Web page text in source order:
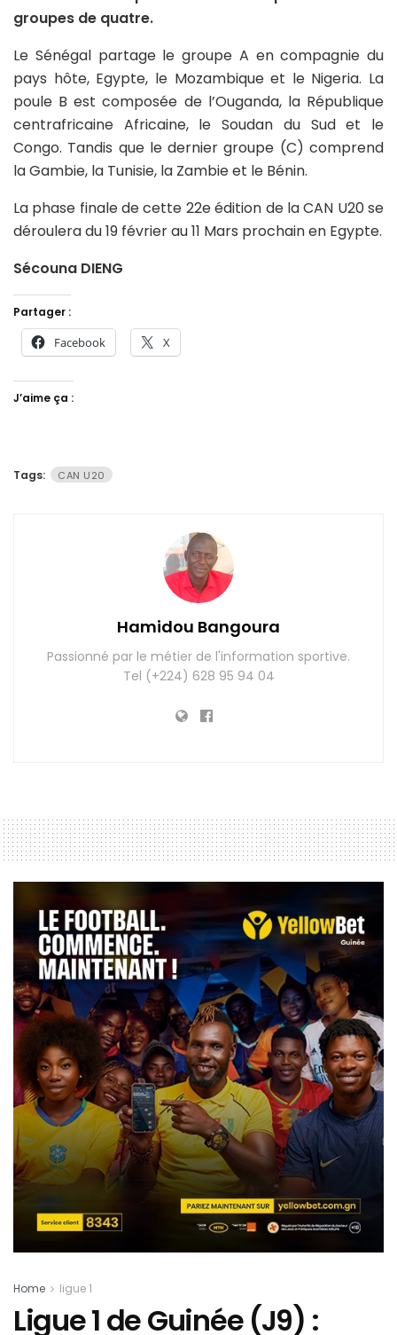
groupes de quatre.
Le Sénégal partage le groupe A en compagnie du
pays hôte, Egypte, le Mozambique et le Nigeria. La
poule B est composée de l’Ouganda, la République
centrafricaine Africaine, le Soudan du Sud et le
Congo. Tandis que le dernier groupe (C) comprend
la Gambie, la Tunisie, la Zambie et le Bénin.
La phase finale de cette 22e édition de la CAN U20 se
déroulera du 19 février au 11 Mars prochain en Egypte.
Sécouna DIENG
Partager :
Facebook X
J’aime ça :
Tags: CAN U20
Hamidou Bangoura
Passionné par le métier de l'information sportive.
Tel (+224) 628 95 94 04
Home ligue 1
Ligue 1 de Guinée (J9) :